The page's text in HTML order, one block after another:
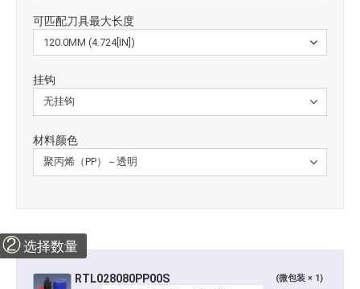
可匹配刀具最大长度
挂钩
材料颜色
②选择数量
RTL028080PP00S (微包装 × 1)